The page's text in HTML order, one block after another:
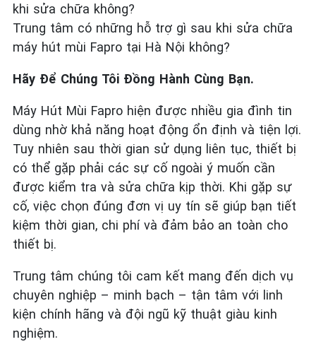
khi sửa chữa không?
Trung tâm có những hỗ trợ gì sau khi sửa chữa
máy hút mùi Fapro tại Hà Nội không?
Hãy Để Chúng Tôi Đồng Hành Cùng Bạn.
Máy Hút Mùi Fapro hiện được nhiều gia đình tin
dùng nhờ khả năng hoạt động ổn định và tiện lợi.
Tuy nhiên sau thời gian sử dụng liên tục, thiết bị
có thể gặp phải các sự cố ngoài ý muốn cần
được kiểm tra và sửa chữa kịp thời. Khi gặp sự
cố, việc chọn đúng đơn vị uy tín sẽ giúp bạn tiết
kiệm thời gian, chi phí và đảm bảo an toàn cho
thiết bị.
Trung tâm chúng tôi cam kết mang đến dịch vụ
chuyên nghiệp – minh bạch – tận tâm với linh
kiện chính hãng và đội ngũ kỹ thuật giàu kinh
nghiệm.